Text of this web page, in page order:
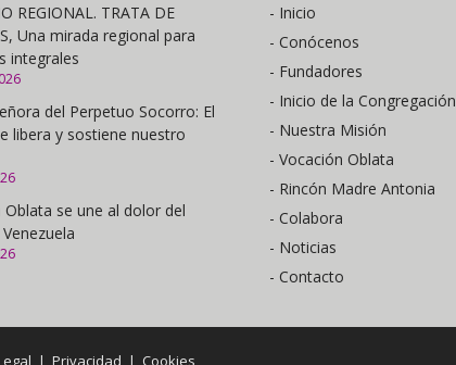
REGIONAL. TRATA DE
Una mirada regional para
integrales
del Perpetuo Socorro: El
libera y sostiene nuestro
Oblata se une al dolor del
- Inicio
- Conócenos
- Fundadores
- Inicio de la Congregación
- Nuestra Misión
- Vocación Oblata
- Rincón Madre Antonia
- Colabora
- Noticias
- Contacto
| Privacidad | Cookies